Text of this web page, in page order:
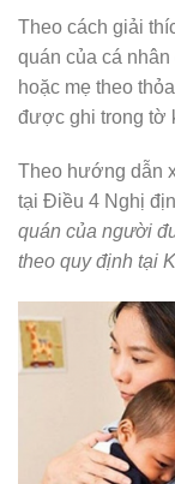
Theo cách giải
quán của cá
hoặc mẹ theo
được ghi trong tờ
Theo hướng dẫn
tại Điều 4 Nghị
quán của người
theo quy định tại